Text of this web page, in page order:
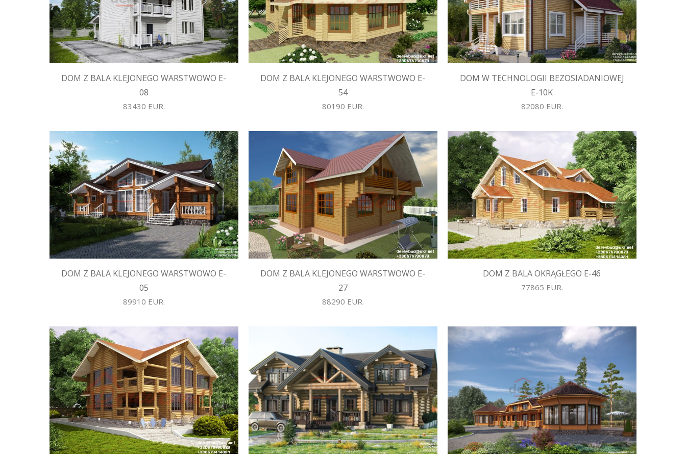
DOM Z BALA KLEJONEGO WARSTWOWO E-
08
83430 EUR.
DOM Z BALA KLEJONEGO WARSTWOWO E-
54
80190 EUR.
DOM W TECHNOLOGII BEZOSIADANIOWEJ
E-10K
82080 EUR.
DOM Z BALA KLEJONEGO WARSTWOWO E-
05
89910 EUR.
DOM Z BALA KLEJONEGO WARSTWOWO E-
27
88290 EUR.
DOM Z BALA OKRĄGŁEGO E-46
77865 EUR.